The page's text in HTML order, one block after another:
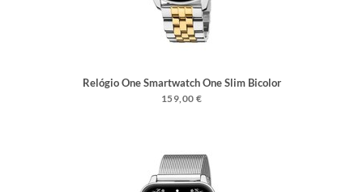
Relógio One Smartwatch One Slim Bicolor
Links
159,00 €